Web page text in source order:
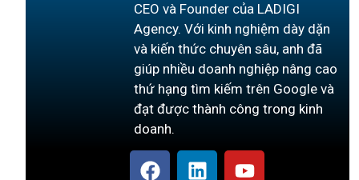
CEO và Founder của LADIGI
Agency. Với kinh nghiệm dày dặn
và kiến thức chuyên sâu, anh đã
giúp nhiều doanh nghiệp nâng cao
thứ hạng tìm kiếm trên Google và
đạt được thành công trong kinh
doanh.